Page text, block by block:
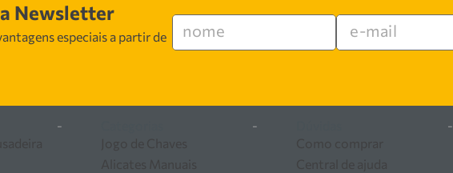
mineradoras e siderúrgicas.
especializada em vendas, suporte técnico e
segurança, inovação e qualidade em cada atendimento. Encontre
ferramentas e equipamentos para o seu negócio.
Newsletter
especiais a partir de
-
-
-